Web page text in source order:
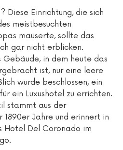
Diese Einrichtung, die sich
meistbesuchten
mauserte, sollte das
gar nicht erblicken.
Gebäude, in dem heute das
ist, nur eine leere
wurde beschlossen, ein
ein Luxushotel zu errichten.
stammt aus der
1890er Jahre und erinnert in
Hotel Del Coronado im